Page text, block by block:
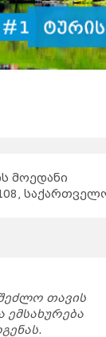
მოედანი
თავის
ემსახურება